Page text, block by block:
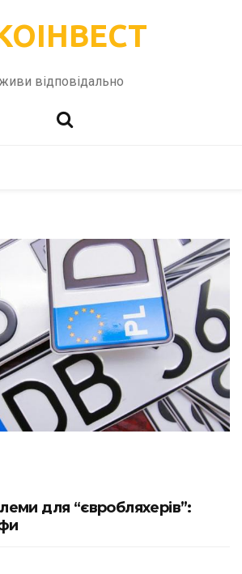
відповідально
для “євробляхерів”: